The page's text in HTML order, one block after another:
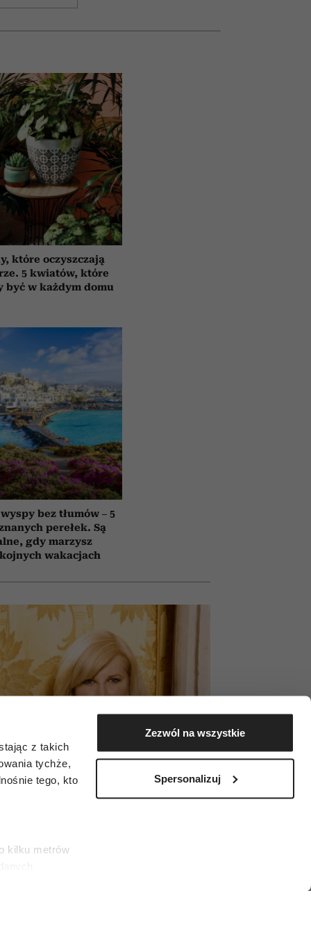
z takich
tychże,
tego, kto
kilku metrów
Zezwól na wszystkie
Spersonalizuj
które oczyszczają
5 kwiatów, które
być w każdym domu
bez tłumów – 5
perełek. Są
gdy marzysz
wakacjach